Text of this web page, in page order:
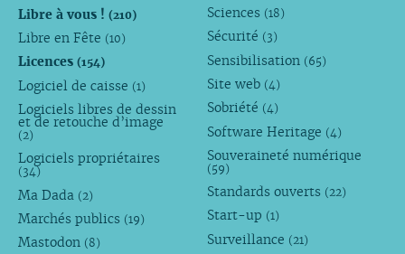
Libre à vous ! (210)
Libre en Fête (10)
Licences (154)
Logiciel de caisse (1)
Logiciels libres de dessin
et de retouche d’image
(2)
Logiciels propriétaires
(34)
Ma Dada (2)
Marchés publics (19)
Mastodon (8)
Sciences (18)
Sécurité (3)
Sensibilisation (65)
Site web (4)
Sobriété (4)
Software Heritage (4)
Souveraineté numérique
(59)
Standards ouverts (22)
Start-up (1)
Surveillance (21)